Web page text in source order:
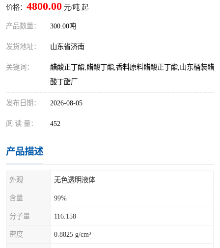
价格： 4800.00 元/吨 起
产品数量： 300.00吨
发货地址： 山东省济南
关键词：
醋酸正丁酯,醋酸丁酯,香料原料醋酸正丁酯,山东桶装醋
酸丁酯厂
发布日期： 2026-08-05
阅 读 量： 452
产品描述
外观 无色透明液体
含量 99%
分子量 116.158
密度 0.8825 g/cm³
醛类
酯类
烷烃化工原料 合成中间体
水处理助剂